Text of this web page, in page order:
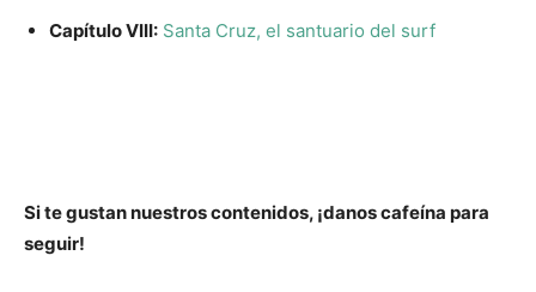
Capítulo VIII: Santa Cruz, el santuario del surf
Si te gustan nuestros contenidos, ¡danos cafeína para
seguir!